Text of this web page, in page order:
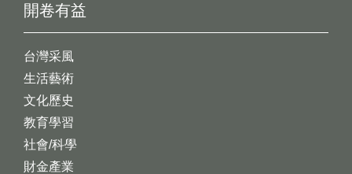
開卷有益
台灣采風
生活藝術
文化歷史
教育學習
社會/科學
財金產業